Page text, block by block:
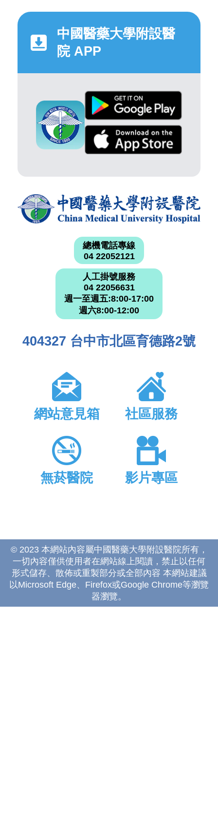
中國醫藥大學附設醫
院 APP
總機電話專線
04 22052121
人工掛號服務
04 22056631
週一至週五:8:00-17:00
週六8:00-12:00
404327 台中市北區育德路2號
網站意見箱 社區服務
無菸醫院 影片專區
© 2023 本網站內容屬中國醫藥大學附設醫院所有，
一切內容僅供使用者在網站線上閱讀，禁止以任何
形式儲存、散佈或重製部分或全部內容 本網站建議
以Microsoft Edge、Firefox或Google Chrome等瀏覽
器瀏覽。